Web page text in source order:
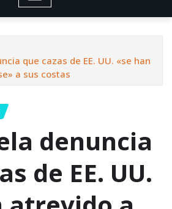
que cazas de EE. UU. «se han
a sus costas
denuncia
de EE. UU.